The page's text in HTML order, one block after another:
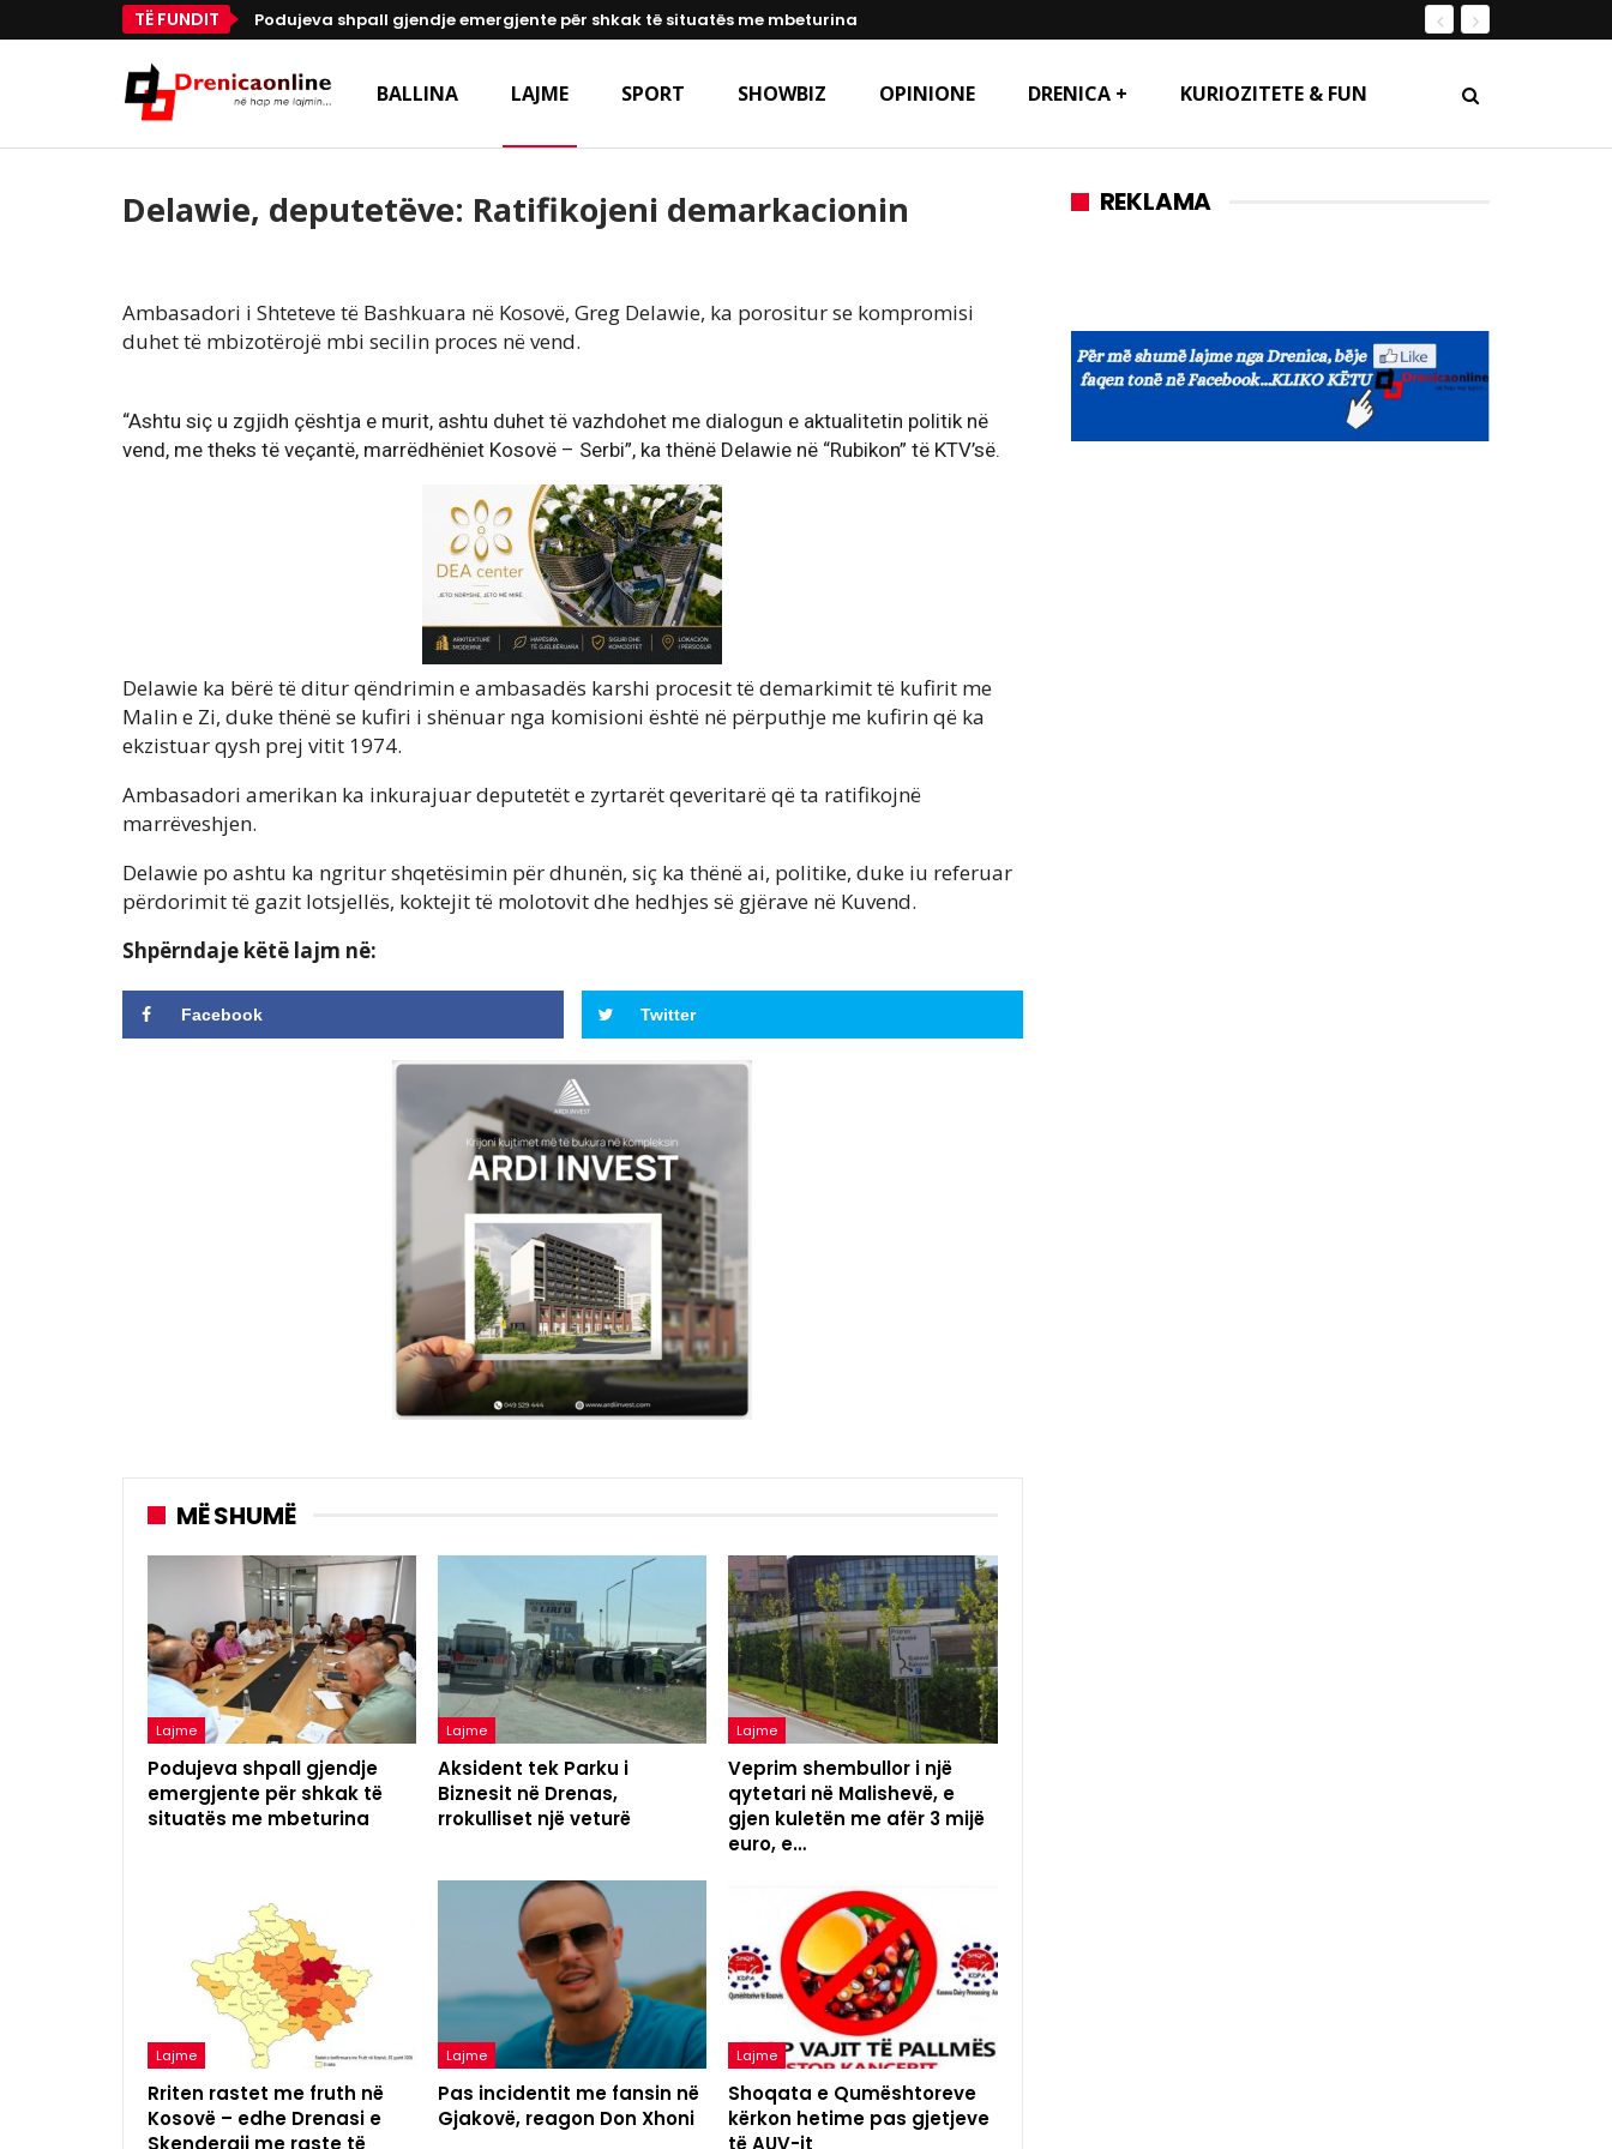
TË FUNDIT Podujeva shpall gjendje emergjente për shkak të situatës me mbeturina
BALLINA LAJME SPORT SHOWBIZ OPINIONE DRENICA + KURIOZITETE & FUN
Delawie, deputetëve: Ratifikojeni demarkacionin
Ambasadori i Shteteve të Bashkuara në Kosovë, Greg Delawie, ka porositur se kompromisi
duhet të mbizotërojë mbi secilin proces në vend.
“Ashtu siç u zgjidh çështja e murit, ashtu duhet të vazhdohet me dialogun e aktualitetin politik në
vend, me theks të veçantë, marrëdhëniet Kosovë – Serbi”, ka thënë Delawie në “Rubikon” të KTV’së.
Delawie ka bërë të ditur qëndrimin e ambasadës karshi procesit të demarkimit të kufirit me
Malin e Zi, duke thënë se kufiri i shënuar nga komisioni është në përputhje me kufirin që ka
ekzistuar qysh prej vitit 1974.
Ambasadori amerikan ka inkurajuar deputetët e zyrtarët qeveritarë që ta ratifikojnë
marrëveshjen.
Delawie po ashtu ka ngritur shqetësimin për dhunën, siç ka thënë ai, politike, duke iu referuar
përdorimit të gazit lotsjellës, koktejit të molotovit dhe hedhjes së gjërave në Kuvend.
Shpërndaje këtë lajm në:
Facebook Twitter
MË SHUMË
Lajme
Podujeva shpall gjendje
emergjente për shkak të
situatës me mbeturina
Lajme
Aksident tek Parku i
Biznesit në Drenas,
rrokulliset një veturë
Lajme
Veprim shembullor i një
qytetari në Malishevë, e
gjen kuletën me afër 3 mijë
euro, e…
Lajme
Rriten rastet me fruth në
Kosovë – edhe Drenasi e
Skenderaji me raste të
Lajme
Pas incidentit me fansin në
Gjakovë, reagon Don Xhoni
Lajme
Shoqata e Qumështoreve
kërkon hetime pas gjetjeve
të AUV-it
REKLAMA